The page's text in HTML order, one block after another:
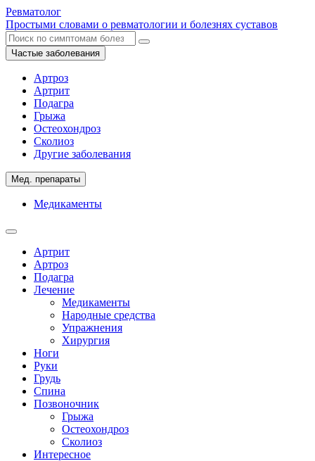
Ревматолог
Простыми словами о ревматологии и болезнях суставов
Частые заболевания
Артроз
Артрит
Подагра
Грыжа
Остеохондроз
Сколиоз
Другие заболевания
Мед. препараты
Медикаменты
Артрит
Артроз
Подагра
Лечение
Медикаменты
Народные средства
Упражнения
Хирургия
Ноги
Руки
Грудь
Спина
Позвоночник
Грыжа
Остеохондроз
Сколиоз
Интересное